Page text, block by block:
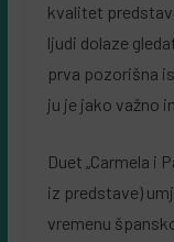
kvalitet
ljudi dolaze
prva pozorišna
ju je jako važno
Duet „Carmela i
iz predstave)
vremenu